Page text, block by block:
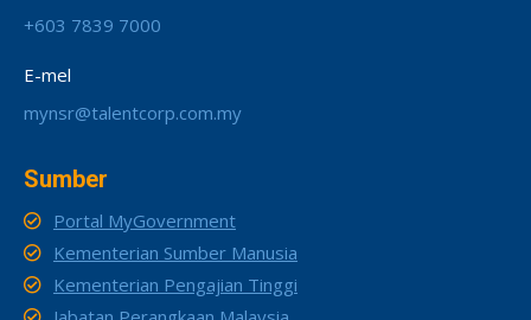
+603 7839 7000
E-mel
mynsr@talentcorp.com.my
Sumber
Portal MyGovernment
Kementerian Sumber Manusia
Kementerian Pengajian Tinggi